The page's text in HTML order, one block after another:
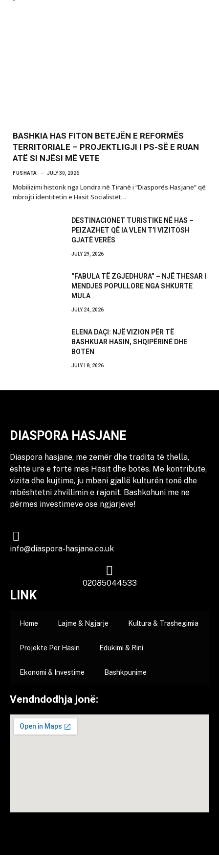
BASHKIA HAS FITON BETEJËN E REFORMËS
TERRITORIALE – PROJEKTLIGJI I PS-SË E RUAN
ATË SI NJËSI MË VETE
FUSHATA JULY 30, 2026
Mobilizimi historik nga Londra në Tiranë i “Diasporës Hasjane” që
mbrojti identitetin e Hasit Socialistët…
DESTINACIONET TURISTIKE NË HAS –
PEIZAZHET QË IA VLEN T’I VIZITOSH
GJATË VERËS
JULY 29, 2026
“FABULA TË ZGJEDHURA” – NJË THESAR I
MENDJES POPULLORE NGA SHKURTE
MULA
JULY 24, 2026
ELENA DAÇI: NJË VIZION PËR TË
BASHKUAR HASIN, SHQIPËRINË DHE
BOTËN
JULY 18, 2026
DIASPORA HASJANE
Diaspora hasjane, me zemër dhe tradita të thella,
është urë e fortë mes Hasit dhe botës. Me kontribute,
vizita dhe kujtime, ju mbani gjallë kulturën tonë dhe
mbështetni zhvillimin e rajonit. Bashkohuni me ne
përmes investimeve ose ngjarjeve!
info@diaspora-hasjane.co.uk
02085044533
LINK
Home Lajme & Ngjarje Kultura & Trashegimia
Projekte Per Hasin Edukimi & Rini
Ekonomi & Investime Bashkpunime
Vendndodhja jonë: